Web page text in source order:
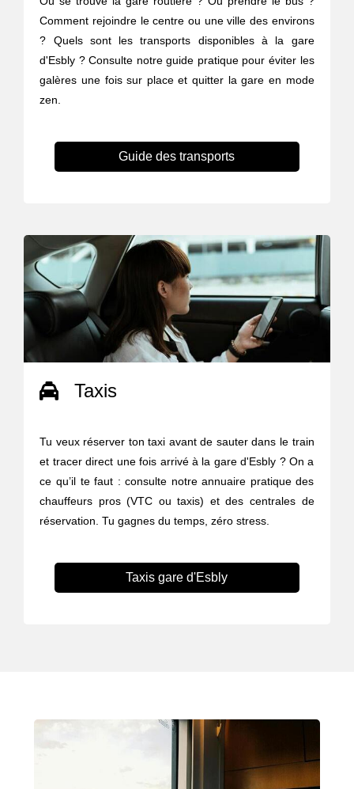
Comment rejoindre le centre ou une ville des environs
? Quels sont les transports disponibles à la gare
d'Esbly ? Consulte notre guide pratique pour éviter les
galères une fois sur place et quitter la gare en mode
zen.
Guide des transports
Taxis
Tu veux réserver ton taxi avant de sauter dans le train
et tracer direct une fois arrivé à la gare d'Esbly ? On a
ce qu’il te faut : consulte notre annuaire pratique des
chauffeurs pros (VTC ou taxis) et des centrales de
réservation. Tu gagnes du temps, zéro stress.
Taxis gare d'Esbly